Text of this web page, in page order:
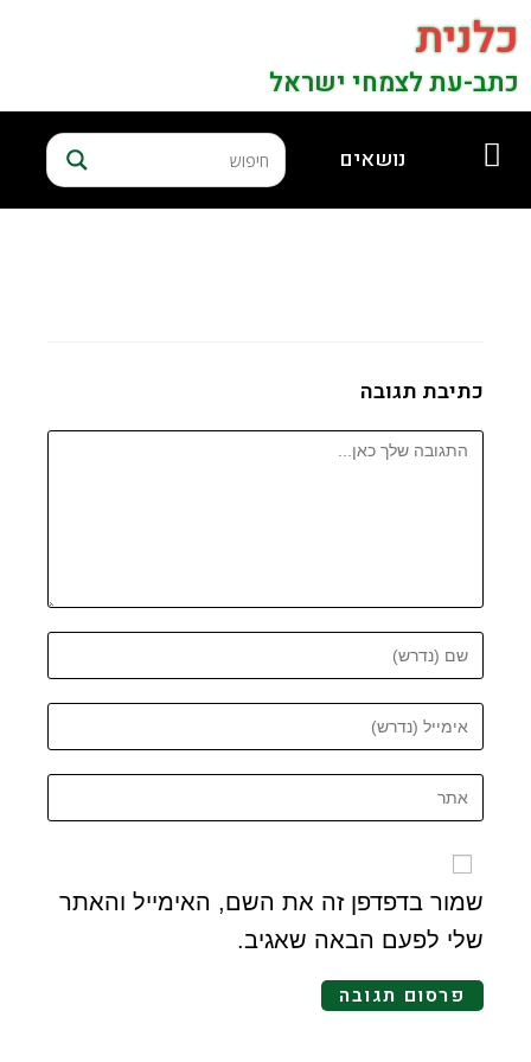
כלנית
כתב-עת לצמחי ישראל
נושאים
כתיבת תגובה
שמור בדפדפן זה את השם, האימייל והאתר
שלי לפעם הבאה שאגיב.